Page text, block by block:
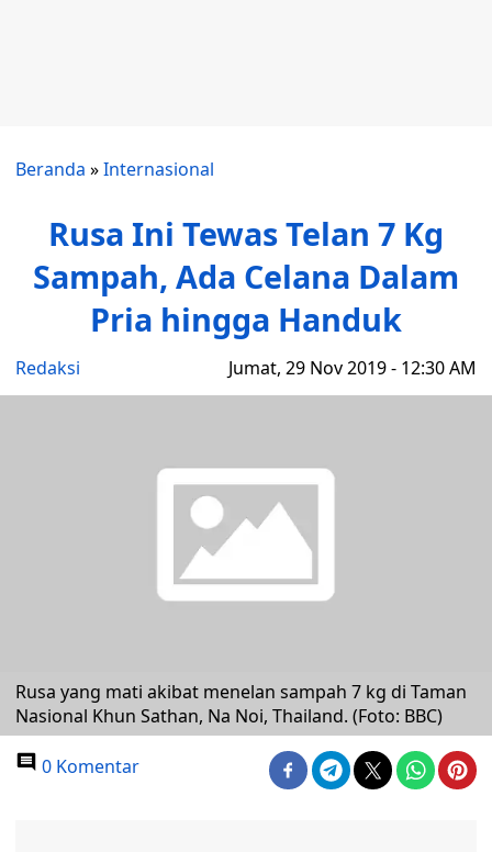
Beranda »Internasional
Rusa Ini Tewas Telan 7 Kg
Sampah, Ada Celana Dalam
Pria hingga Handuk
Redaksi Jumat, 29 Nov 2019 - 12:30 AM
Rusa yang mati akibat menelan sampah 7 kg di Taman
Nasional Khun Sathan, Na Noi, Thailand. (Foto: BBC)
0 Komentar